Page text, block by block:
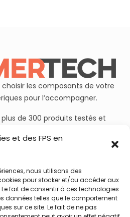
et des FPS en
nous utilisons des
pour stocker et/ou accéder aux
fait de consentir à ces technologies
données telles que le comportement
sur ce site. Le fait de ne pas
les composants de votre
pour l’accompagner.
de 300 produits testés et
50 000 abonnés sur
YouTube
nous sur :